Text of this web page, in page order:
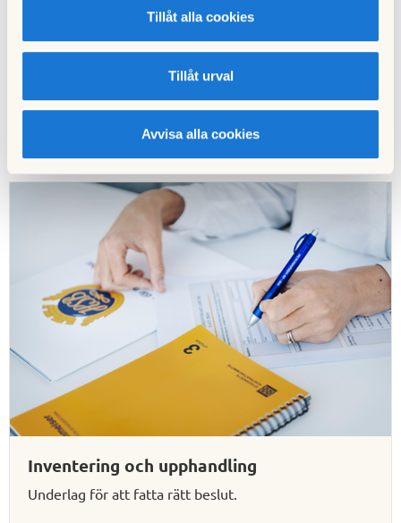
Tillåt alla cookies
Tillåt urval
Avvisa alla cookies
Skapa bostadsrätter
Läs mer
Inventering och upphandling
Underlag för att fatta rätt beslut.